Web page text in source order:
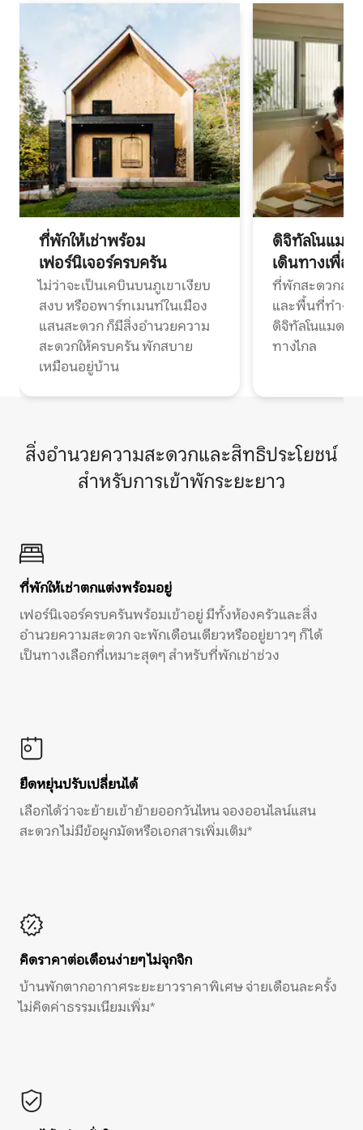
ที่พักให้เช่าพร้อม
เฟอร์นิเจอร์ครบครัน
ไม่ว่าจะเป็นเคบินบนภูเขาเงียบ
สงบ หรืออพาร์ทเมนท์ในเมือง
แสนสะดวก ก็มีสิ่งอำนวยความ
สะดวกให้ครบครัน พักสบาย
เหมือนอยู่บ้าน
ดิจิทัลโนแมด
เดินทางเพื่อ
ที่พักสะดวกสบ
และพื้นที่ทำงา
ดิจิทัลโนแมดแ
ทางไกล
สิ่งอำนวยความสะดวกและสิทธิประโยชน์
สำหรับการเข้าพักระยะยาว
ที่พักให้เช่าตกแต่งพร้อมอยู่
เฟอร์นิเจอร์ครบครันพร้อมเข้าอยู่ มีทั้งห้องครัวและสิ่ง
อำนวยความสะดวก จะพักเดือนเดียวหรืออยู่ยาวๆ ก็ได้
เป็นทางเลือกที่เหมาะสุดๆ สำหรับที่พักเช่าช่วง
ยืดหยุ่นปรับเปลี่ยนได้
เลือกได้ว่าจะย้ายเข้าย้ายออกวันไหน จองออนไลน์แสน
สะดวก ไม่มีข้อผูกมัดหรือเอกสารเพิ่มเติม*
คิดราคาต่อเดือนง่ายๆ ไม่จุกจิก
บ้านพักตากอากาศระยะยาวราคาพิเศษ จ่ายเดือนละครั้ง
ไม่คิดค่าธรรมเนียมเพิ่ม*